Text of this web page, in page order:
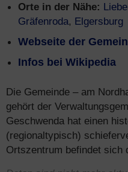
Orte in der Nähe:
Gräfenroda, Elgersburg
Webseite der
Infos bei Wikipedia
Die Gemeinde – am
gehört der
Geschwenda hat einen
(regionaltypisch)
Ortszentrum befindet sich